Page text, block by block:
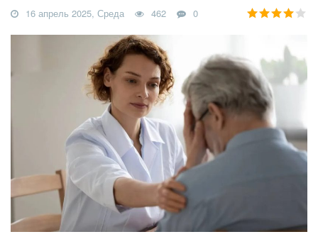
16 апрель 2025, Среда 462 0